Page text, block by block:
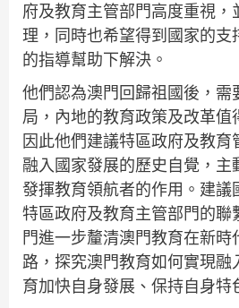
府及教育主管部門高度重視，
理，同時也希望得到國家的支
的指導幫助下解決。
他們認為澳門回歸祖國後，需
局，內地的教育政策及改革值
因此他們建議特區政府及教育
融入國家發展的歷史自覺，主
發揮教育領航者的作用。建議
特區政府及教育主管部門的聯
門進一步釐清澳門教育在新
路，探究澳門教育如何實現融
育加快自身發展、保持自身特